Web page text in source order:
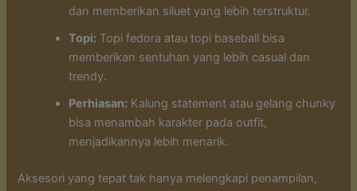
dan memberikan siluet yang lebih terstruktur.
Topi: Topi fedora atau topi baseball bisa
memberikan sentuhan yang lebih casual dan
trendy.
Perhiasan: Kalung statement atau gelang chunky
bisa menambah karakter pada outfit,
menjadikannya lebih menarik.
Aksesori yang tepat tak hanya melengkapi penampilan,